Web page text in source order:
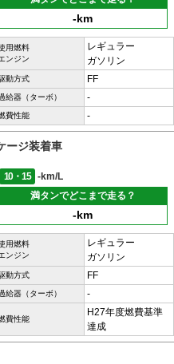
-km
用燃料
ンジン
レギュラー
ガソリン
動方式 FF
給器（ターボ） -
費性能 -
ージ装着車
10・15
-km/L
満タンでどこまで走る？
-km
用燃料
ンジン
レギュラー
ガソリン
動方式 FF
給器（ターボ） -
費性能
H27年度燃費基準
達成